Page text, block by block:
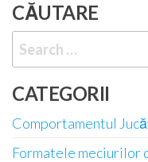
CĂUTARE
Search
for:
CATEGORII
Comportamentul
Formatele meciurilor